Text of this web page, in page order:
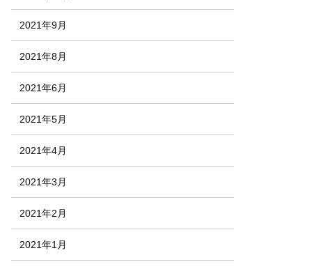
2021年9月
2021年8月
2021年6月
2021年5月
2021年4月
2021年3月
2021年2月
2021年1月